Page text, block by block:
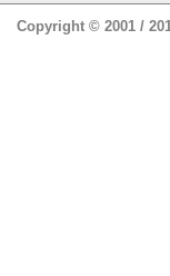
Copyright © 2001 /